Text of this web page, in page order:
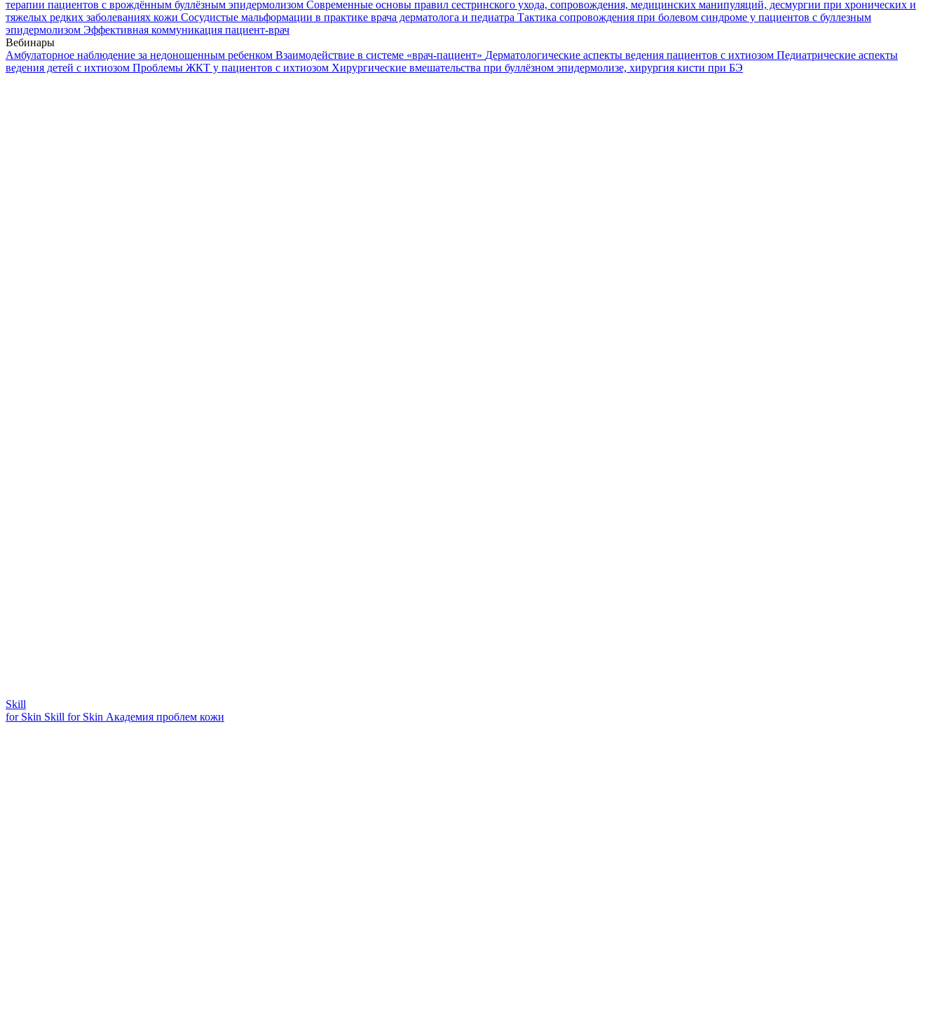
терапии пациентов с врождённым буллёзным эпидермолизом Современные основы правил сестринского ухода, сопровождения, медицинских манипуляций, десмургии при хронических и
тяжелых редких заболеваниях кожи Сосудистые мальформации в практике врача дерматолога и педиатра Тактика сопровождения при болевом синдроме у пациентов с буллезным
эпидермолизом Эффективная коммуникация пациент-врач
Вебинары
Амбулаторное наблюдение за недоношенным ребенком Взаимодействие в системе «врач-пациент» Дерматологические аспекты ведения пациентов с ихтиозом Педиатрические аспекты
ведения детей с ихтиозом Проблемы ЖКТ у пациентов с ихтиозом Хирургические вмешательства при буллёзном эпидермолизе, хирургия кисти при БЭ
Skill
for Skin Skill for Skin Академия проблем кожи